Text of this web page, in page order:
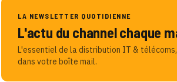
LA NEWSLETTER QUOTIDIENNE
L'actu du channel chaque
L'essentiel de la distribution IT &
dans votre boîte mail.